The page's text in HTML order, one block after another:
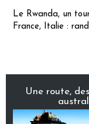
Le Rwanda, un
France, Italie :
Une route,